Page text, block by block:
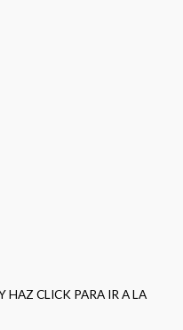
HAZ CLICK PARA IR A LA